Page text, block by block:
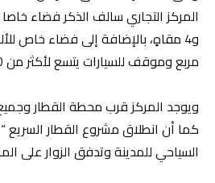
مربع وموقف للسيارات يتسع لأكثر من 400 سيارة.
ويوجد المركز قرب محطة القطار
كما أن انطلاق مشروع القطار السريع
السياحي للمدينة وتدفق الزوار على